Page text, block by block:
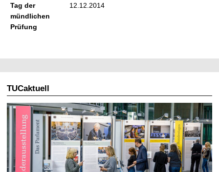
Tag der
mündlichen
Prüfung
12.12.2014
TUCaktuell